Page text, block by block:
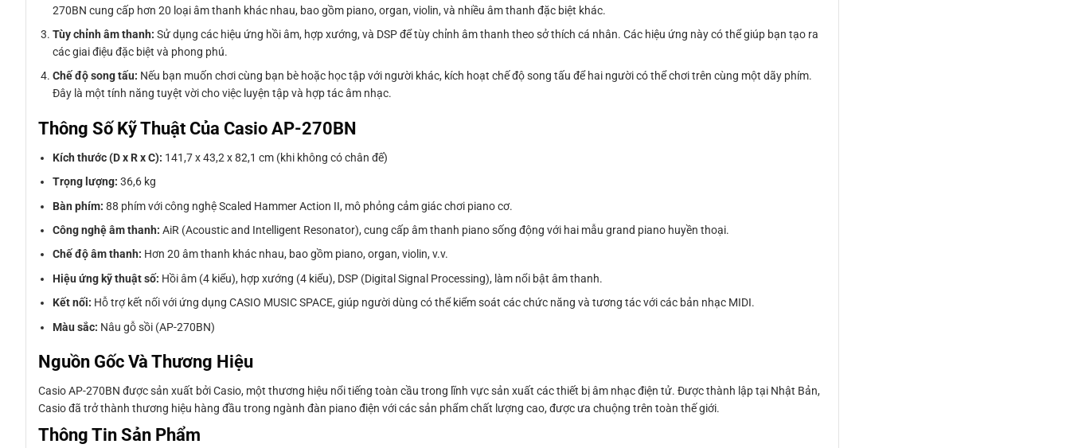
270BN cung cấp hơn 20 loại âm thanh khác nhau, bao gồm piano, organ, violin, và nhiều âm thanh đặc biệt khác.
Tùy chỉnh âm thanh: Sử dụng các hiệu ứng hồi âm, hợp xướng, và DSP để tùy chỉnh âm thanh theo sở thích cá nhân. Các hiệu ứng này có thể giúp bạn tạo ra
các giai điệu đặc biệt và phong phú.
Chế độ song tấu: Nếu bạn muốn chơi cùng bạn bè hoặc học tập với người khác, kích hoạt chế độ song tấu để hai người có thể chơi trên cùng một dãy phím.
Đây là một tính năng tuyệt vời cho việc luyện tập và hợp tác âm nhạc.
Thông Số Kỹ Thuật Của Casio AP-270BN
Kích thước (D x R x C): 141,7 x 43,2 x 82,1 cm (khi không có chân đế)
Trọng lượng: 36,6 kg
Bàn phím: 88 phím với công nghệ Scaled Hammer Action II, mô phỏng cảm giác chơi piano cơ.
Công nghệ âm thanh: AiR (Acoustic and Intelligent Resonator), cung cấp âm thanh piano sống động với hai mẫu grand piano huyền thoại.
Chế độ âm thanh: Hơn 20 âm thanh khác nhau, bao gồm piano, organ, violin, v.v.
Hiệu ứng kỹ thuật số: Hồi âm (4 kiểu), hợp xướng (4 kiểu), DSP (Digital Signal Processing), làm nổi bật âm thanh.
Kết nối: Hỗ trợ kết nối với ứng dụng CASIO MUSIC SPACE, giúp người dùng có thể kiểm soát các chức năng và tương tác với các bản nhạc MIDI.
Màu sắc: Nâu gỗ sồi (AP-270BN)
Nguồn Gốc Và Thương Hiệu
Casio AP-270BN được sản xuất bởi Casio, một thương hiệu nổi tiếng toàn cầu trong lĩnh vực sản xuất các thiết bị âm nhạc điện tử. Được thành lập tại Nhật Bản,
Casio đã trở thành thương hiệu hàng đầu trong ngành đàn piano điện với các sản phẩm chất lượng cao, được ưa chuộng trên toàn thế giới.
Thông Tin Sản Phẩm